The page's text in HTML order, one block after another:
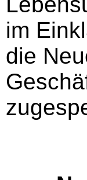
im
die